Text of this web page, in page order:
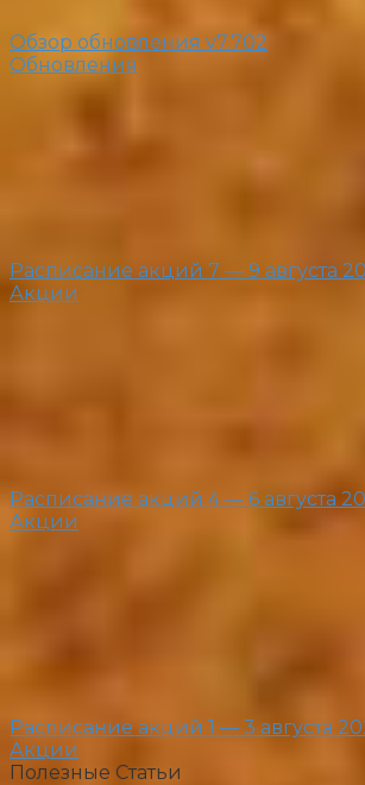
Обзор обновления v7.702
Обновления
Расписание акций 7 — 9 августа
Акции
Расписание акций 4 — 6 августа
Акции
Расписание акций 1 — 3 августа
Акции
Полезные Статьи